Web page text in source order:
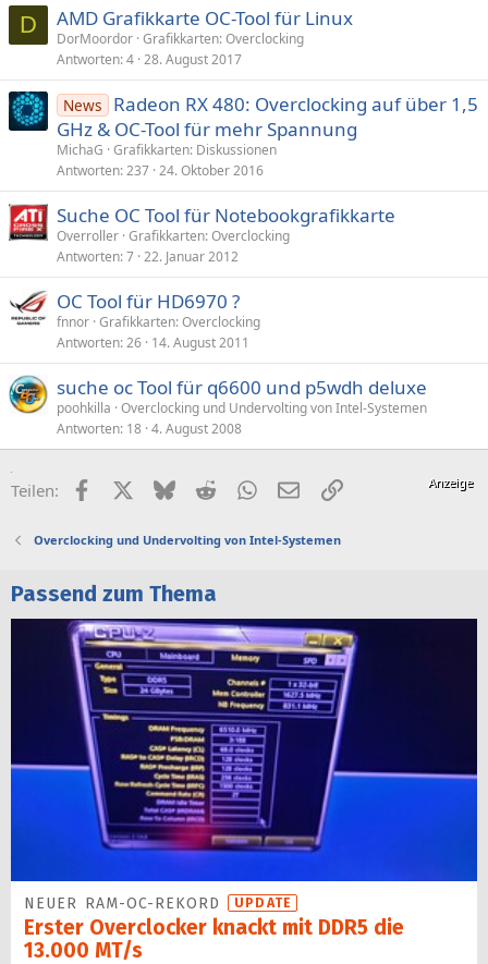
D AMD Grafikkarte OC-Tool für Linux
DorMoordor Grafikkarten: Overclocking
Antworten 4 28. August 2017
News
Radeon RX 480: Overclocking auf über 1,5
GHz & OC-Tool für mehr Spannung
MichaG Grafikkarten: Diskussionen
Antworten 237 24. Oktober 2016
Suche OC Tool für Notebookgrafikkarte
Overroller Grafikkarten: Overclocking
Antworten 7 22. Januar 2012
OC Tool für HD6970 ?
fnnor Grafikkarten: Overclocking
Antworten 26 14. August 2011
suche oc Tool für q6600 und p5wdh deluxe
poohkilla Overclocking und Undervolting von Intel-Systemen
Antworten 18 4. August 2008
Teilen: FacebookX (Twitter)
BlueskyRedditWhatsApp
E-MailLink
Overclocking und Undervolting von Intel-Systemen
Passend zum Thema
NEUER RAM-OC-REKORD UPDATE
Erster Overclocker knackt mit DDR5 die
13.000 MT/s